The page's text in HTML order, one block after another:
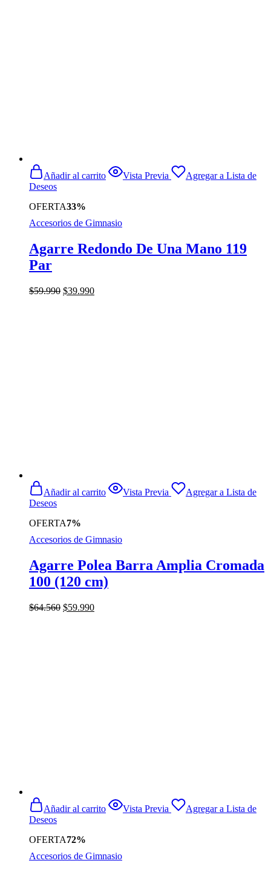
OFERTA33%
Añadir al carrito Vista Previa
Agregar a Lista de
Deseos
Accesorios de Gimnasio
Agarre Redondo De Una Mano 119
Par
$59.990 El
$39.990El
OFERTA7%
Añadir al carrito Vista Previa
Agregar a Lista de
Deseos
Accesorios de Gimnasio
Agarre Polea Barra Amplia Cromada
100 (120 cm)
$64.560 El
$59.990El
OFERTA72%
Añadir al carrito Vista Previa
Agregar a Lista de
Deseos
Accesorios de Gimnasio